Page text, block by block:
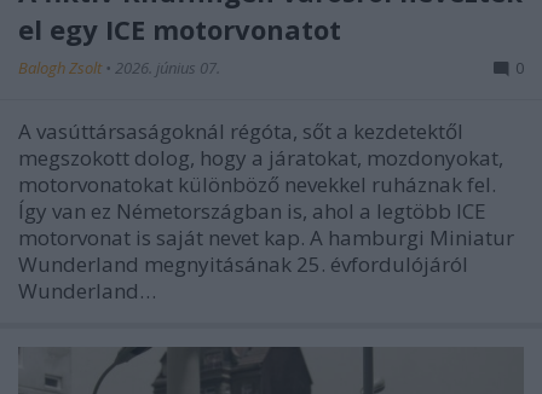
el egy ICE motorvonatot
Balogh Zsolt • 2026. június 07. 0
A vasúttársaságoknál régóta, sőt a kezdetektől
megszokott dolog, hogy a járatokat, mozdonyokat,
motorvonatokat különböző nevekkel ruháznak fel.
Így van ez Németországban is, ahol a legtöbb ICE
motorvonat is saját nevet kap. A hamburgi Miniatur
Wunderland megnyitásának 25. évfordulójáról
Wunderland…